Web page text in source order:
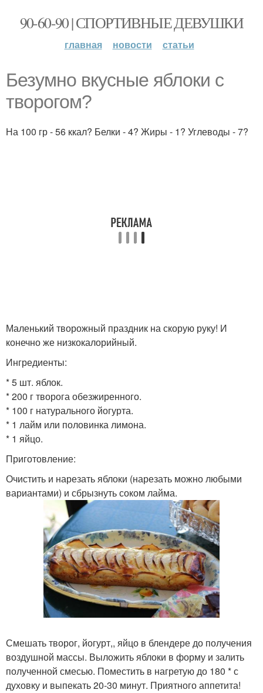
90-60-90 | СПОРТИВНЫЕ ДЕВУШКИ
главная новости статьи
Безумно вкусные яблоки с
творогом?
На 100 гр - 56 ккал? Белки - 4? Жиры - 1? Углеводы - 7?
Маленький творожный праздник на скорую руку! И
конечно же низкокалорийный.
Ингредиенты:
* 5 шт. яблок.
* 200 г творога обезжиренного.
* 100 г натурального йогурта.
* 1 лайм или половинка лимона.
* 1 яйцо.
Приготовление:
Очистить и нарезать яблоки (нарезать можно любыми
вариантами) и сбрызнуть соком лайма.
Смешать творог, йогурт,, яйцо в блендере до получения
воздушной массы. Выложить яблоки в форму и залить
полученной смесью. Поместить в нагретую до 180 * с
духовку и выпекать 20-30 минут. Приятного аппетита!